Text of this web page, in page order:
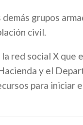
grupos
civil.​
red social X que
y el
para iniciar